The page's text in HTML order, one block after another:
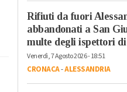
Rifiuti da fuori
abbandonati a San
multe degli ispettori
Venerdì, 7 Agosto 2026 - 18:51
CRONACA-ALESSANDRIA